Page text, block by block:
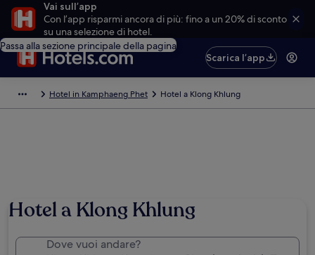
Vai sull’app
Con l’app risparmi ancora di più: fino a un 20% di sconto
su una selezione di hotel.
Passa alla sezione principale della pagina
Scarica l’app
Hotel in Kamphaeng Phet Hotel a Klong Khlung
Hotel a Klong Khlung
Dove vuoi andare?